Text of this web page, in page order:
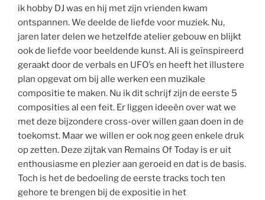
ik hobby DJ was en hij met zijn vrienden kwam
ontspannen. We deelde de liefde voor muziek. Nu,
jaren later delen we hetzelfde atelier gebouw en blijkt
ook de liefde voor beeldende kunst. Ali is geïnspireerd
geraakt door de verbals en UFO’s en heeft het illustere
plan opgevat om bij alle werken een muzikale
compositie te maken. Nu ik dit schrijf zijn de eerste 5
composities al een feit. Er liggen ideeën over wat we
met deze bijzondere cross-over willen gaan doen in de
toekomst. Maar we willen er ook nog geen enkele druk
op zetten. Deze zijtak van Remains Of Today is er uit
enthousiasme en plezier aan geroeid en dat is de basis.
Toch is het de bedoeling de eerste tracks toch ten
gehore te brengen bij de expositie in het